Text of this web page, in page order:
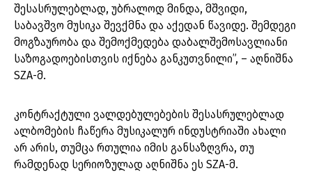
შესასრულებლად, უბრალოდ მინდა, მშვიდი,
საბავშვო მუსიკა შევქმნა და აქედან წავიდე. შემდეგი
მოგზაურობა და შემოქმედება დაბალშემოსავლიანი
საზოგადოებისთვის იქნება განკუთვნილი”, – აღნიშნა
SZA-მ.
კონტრაქტული ვალდებულებების შესასრულებლად
ალბომების ჩაწერა მუსიკალურ ინდუსტრიაში ახალი
არ არის, თუმცა რთულია იმის განსაზღვრა, თუ
რამდენად სერიოზულად აღნიშნა ეს SZA-მ.